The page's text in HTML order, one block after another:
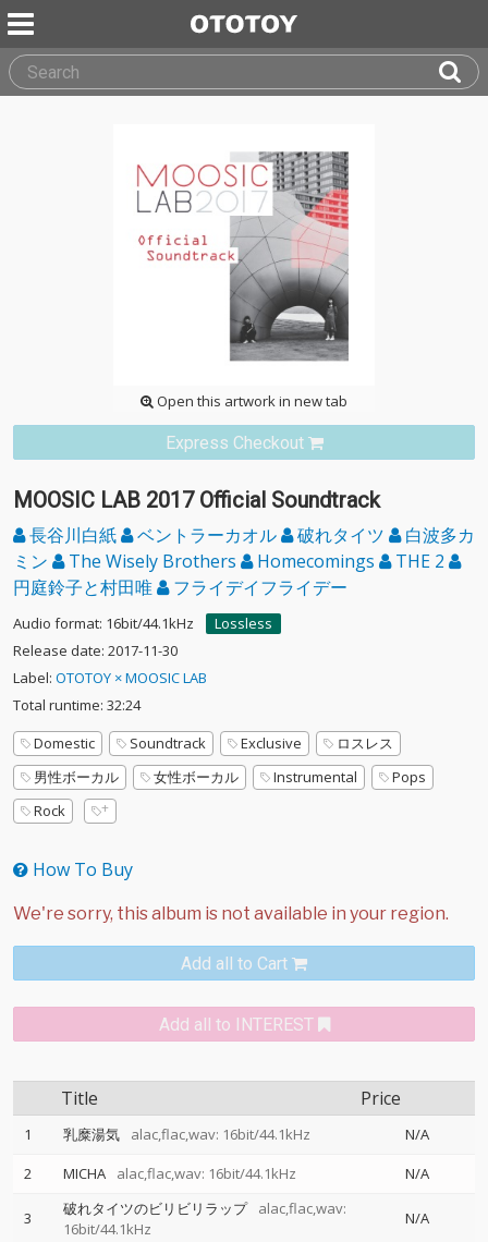
Open this artwork in new tab
Express Checkout
MOOSIC LAB 2017 Official Soundtrack
長谷川白紙 ベントラーカオル 破れタイツ
白波多カ
ミン
The Wisely Brothers Homecomings
THE 2
円庭鈴子と村田唯
フライデイフライデー
Audio format: 16bit/44.1kHz
Lossless
Release date: 2017-11-30
Label: OTOTOY × MOOSIC LAB
Total runtime: 32:24
Domestic
Soundtrack Exclusive
ロスレス
男性ボーカル
女性ボーカル Instrumental
Pops
Rock
How To Buy
Add all to Cart
Add all to INTEREST
Title Price
1 乳糜湯気 alac,flac,wav: 16bit/44.1kHz
N/A
2
MICHA alac,flac,wav: 16bit/44.1kHz N/A
3 破れタイツのビリビリラップ
alac,flac,wav:
16bit/44.1kHz
N/A